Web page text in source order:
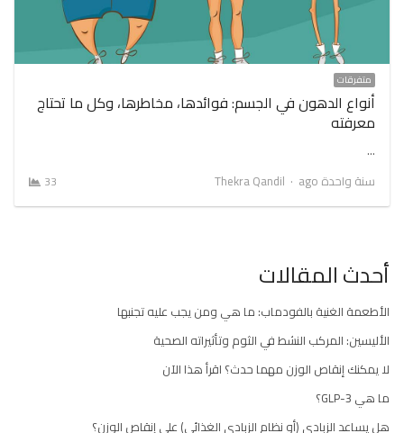
متفرقات
أنواع الدهون في الجسم: فوائدها، مخاطرها، وكل ما تحتاج
معرفته
…
سنة واحدة ago
Author
Thekra Qandil
33
أحدث المقالات
الأطعمة الغنية بالفودماب: ما هي ومن يجب عليه تجنبها
الأليسين: المركب النشط في الثوم وتأثيراته الصحية
لا يمكنك إنقاص الوزن مهما حدث؟ اقرأ هذا الآن
ما هي GLP-3؟
هل يساعد الزبادي (أو نظام الزبادي الغذائي) على إنقاص الوزن؟